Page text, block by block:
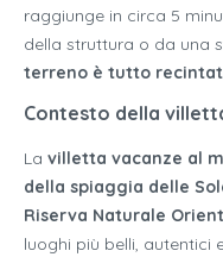
raggiunge in circa 5
della struttura o da una
terreno è tutto
Contesto della
La villetta vacanze al
della spiaggia delle
Riserva Naturale
luoghi più belli, autentici